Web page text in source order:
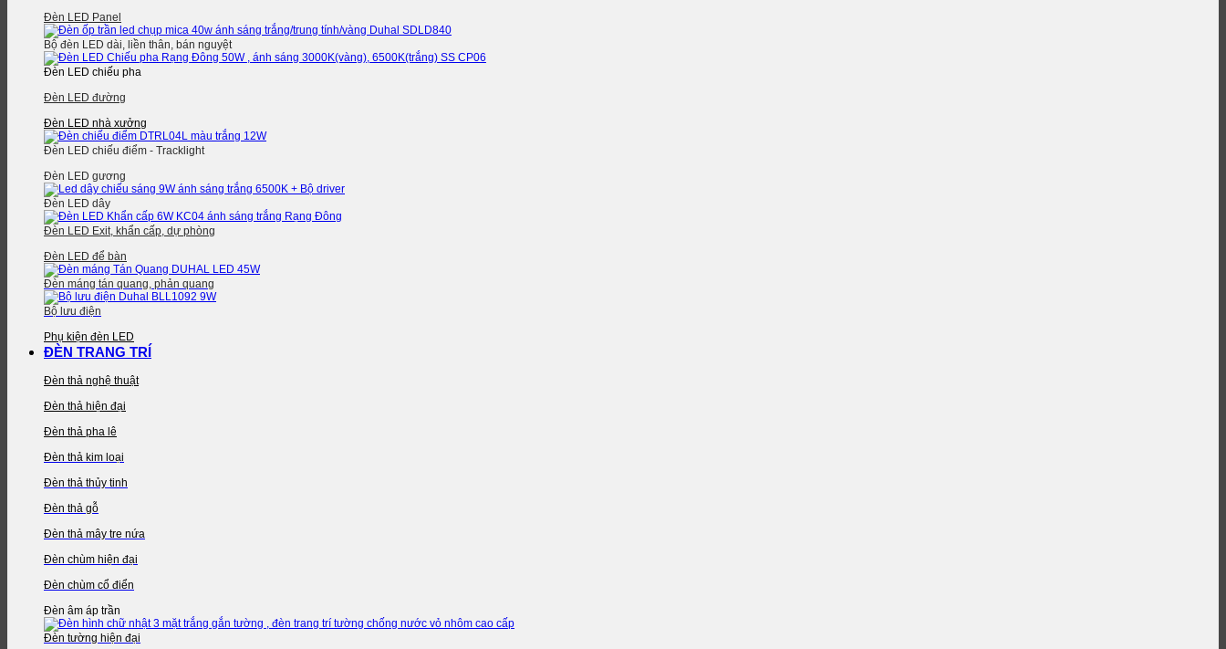
Đèn LED Panel
Bộ đèn LED dài, liền thân, bán nguyệt
Đèn LED chiếu pha
Đèn LED đường
Đèn LED nhà xưởng
Đèn LED chiếu điểm - Tracklight
Đèn LED gương
Đèn LED dây
Đèn LED Exit, khẩn cấp, dự phòng
Đèn LED để bàn
Đèn máng tán quang, phản quang
Bộ lưu điện
Phụ kiện đèn LED
ĐÈN TRANG TRÍ
Đèn thả nghệ thuật
Đèn thả hiện đại
Đèn thả pha lê
Đèn thả kim loại
Đèn thả thủy tinh
Đèn thả gỗ
Đèn thả mây tre nứa
Đèn chùm hiện đại
Đèn chùm cổ điển
Đèn âm áp trần
Đèn tường hiện đại